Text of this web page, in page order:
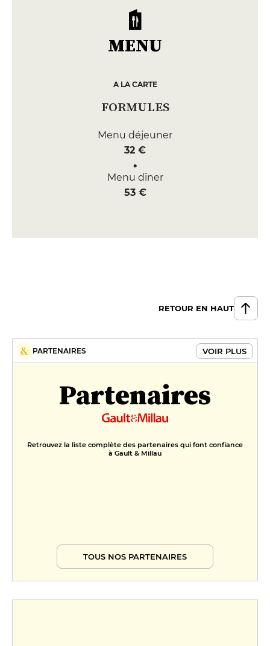
MENU
A LA CARTE
FORMULES
Menu déjeuner
32 €
Menu dîner
53 €
RETOUR EN HAUT
PARTENAIRES VOIR PLUS
Partenaires
Retrouvez la liste complète des partenaires qui font confiance
à Gault & Millau
TOUS NOS PARTENAIRES